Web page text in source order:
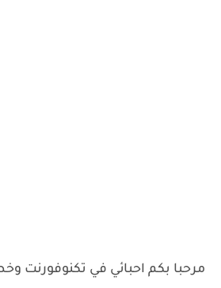
مرحبا بكم احبائي في تكنوفورنت